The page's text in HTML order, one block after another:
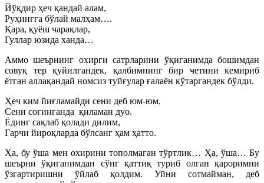
Йўқдир ҳеч қандай алам,
Руҳингга бўлай малҳам….
Қара, қуёш чарақлар,
Гуллар юзида ханда…
Аммо шеърнинг охирги сатрларини ўқиганимда бошимдан
совуқ тер қуйилгандек, қалбимнинг бир четини кемириб
ётган аллақандай номсиз туйғулар ғалаён кўтаргандек бўлди.
Ҳеч ким йиғламайди сени деб юм-юм,
Сени соғинганда қиламан дуо.
Ёдинг сақлаб қолади дилим,
Гарчи йироқларда бўлсанг ҳам ҳатто.
Ҳа, бу ўша мен охирини тополмаган тўртлик… Ҳа, ўша… Бу
шеърни ўқиганимдан сўнг қаттиқ туриб олган қароримни
ўзгартиришни ўйлаб қолдим. Уйни сотмайман, деб